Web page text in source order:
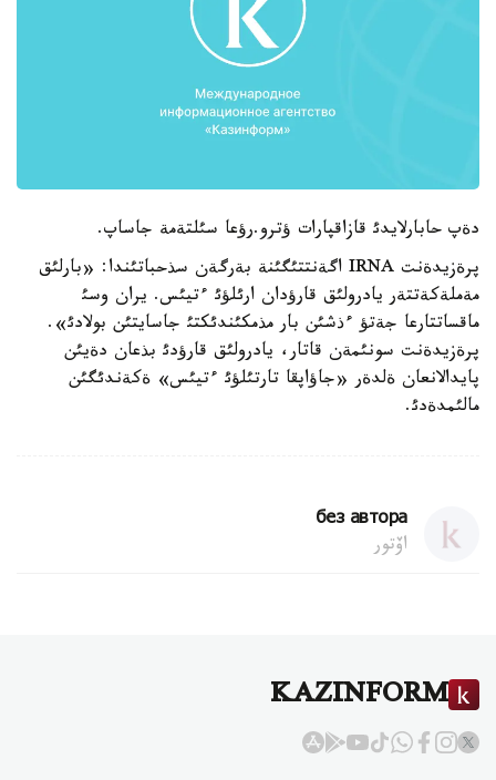
دةپ حابارلايدئ قازاقپارات ؤترو.رؤعا سئلتةمة جاساپ.
پرةزيدةنت IRNA اگةنتتئگئنة بةرگةن سذحباتئندا: «بارلئق
مةملةكةتتةر يادرولئق قارؤدان ارئلؤئ ءتيئس. يران وسئ
ماقساتتارعا جةتؤ ءذشئن بار مذمكئندئكتئ جاسايتئن بولادئ».
پرةزيدةنت سونئمةن قاتار، يادرولئق قارؤدئ بذعان دةيئن
پايدالانعان ةلدةر «جاؤاپقا تارتئلؤئ ءتيئس» ةكةندئگئن
مالئمدةدئ.
без автора
اۆتور
KAZINFORM